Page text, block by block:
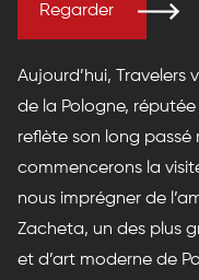
Regarder
Aujourd’hui, Travelers
de la Pologne,
reflète son long passé
commencerons la
nous imprégner de
Zacheta, un des plus
et d’art moderne de